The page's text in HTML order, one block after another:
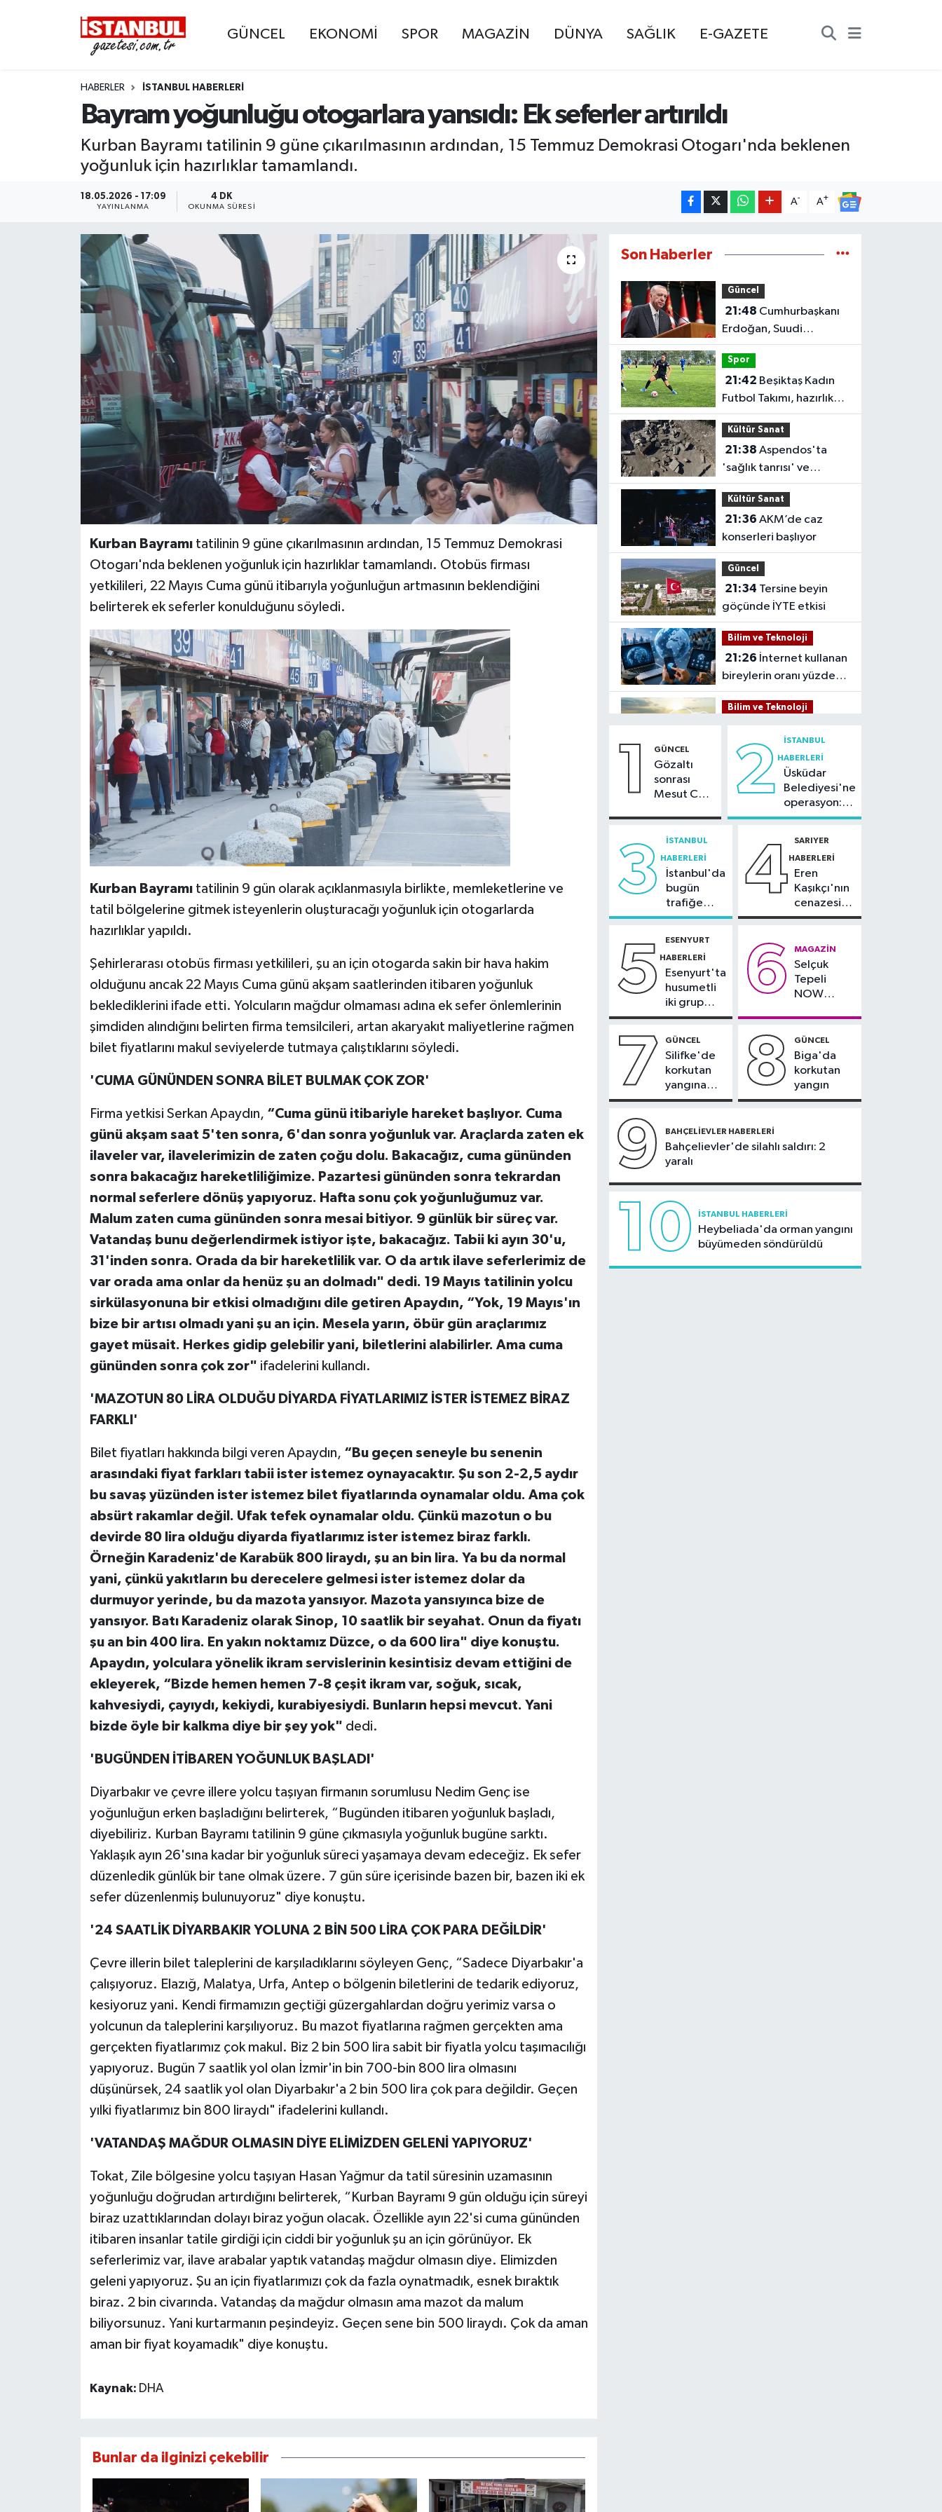
GÜNCEL EKONOMİ SPOR MAGAZİN DÜNYA SAĞLIK E-GAZETE
HABERLER İSTANBUL HABERLERI
Bayram yoğunluğu otogarlara yansıdı: Ek seferler artırıldı
Kurban Bayramı tatilinin 9 güne çıkarılmasının ardından, 15 Temmuz Demokrasi Otogarı'nda beklenen
yoğunluk için hazırlıklar tamamlandı.
18.05.2026 - 17:09
YAYINLANMA
4 DK
OKUNMA SÜRESI
A- A+
Kurban Bayramı tatilinin 9 güne çıkarılmasının ardından, 15 Temmuz Demokrasi
Otogarı'nda beklenen yoğunluk için hazırlıklar tamamlandı. Otobüs firması
yetkilileri, 22 Mayıs Cuma günü itibarıyla yoğunluğun artmasının beklendiğini
belirterek ek seferler konulduğunu söyledi.
Kurban Bayramıtatilinin 9 gün olarak açıklanmasıyla birlikte, memleketlerine ve
tatil bölgelerine gitmek isteyenlerin oluşturacağı yoğunluk için otogarlarda
hazırlıklar yapıldı.
Şehirlerarası otobüs firması yetkilileri, şu an için otogarda sakin bir hava hakim
olduğunu ancak 22 Mayıs Cuma günü akşam saatlerinden itibaren yoğunluk
beklediklerini ifade etti. Yolcuların mağdur olmaması adına ek sefer önlemlerinin
şimdiden alındığını belirten firma temsilcileri, artan akaryakıt maliyetlerine rağmen
bilet fiyatlarını makul seviyelerde tutmaya çalıştıklarını söyledi.
'CUMA GÜNÜNDEN SONRA BİLET BULMAK ÇOK ZOR'
Firma yetkisi Serkan Apaydın, “Cuma günü itibariyle hareket başlıyor. Cuma
günü akşam saat 5'ten sonra, 6'dan sonra yoğunluk var. Araçlarda zaten ek
ilaveler var, ilavelerimizin de zaten çoğu dolu. Bakacağız, cuma gününden
sonra bakacağız hareketliliğimize. Pazartesi gününden sonra tekrardan
normal seferlere dönüş yapıyoruz. Hafta sonu çok yoğunluğumuz var.
Malum zaten cuma gününden sonra mesai bitiyor. 9 günlük bir süreç var.
Vatandaş bunu değerlendirmek istiyor işte, bakacağız. Tabii ki ayın 30'u,
31'inden sonra. Orada da bir hareketlilik var. O da artık ilave seferlerimiz de
var orada ama onlar da henüz şu an dolmadı" dedi. 19 Mayıs tatilinin yolcu
sirkülasyonuna bir etkisi olmadığını dile getiren Apaydın, “Yok, 19 Mayıs'ın
bize bir artısı olmadı yani şu an için. Mesela yarın, öbür gün araçlarımız
gayet müsait. Herkes gidip gelebilir yani, biletlerini alabilirler. Ama cuma
gününden sonra çok zor" ifadelerini kullandı.
'MAZOTUN 80 LİRA OLDUĞU DİYARDA FİYATLARIMIZ İSTER İSTEMEZ BİRAZ
FARKLI'
Bilet fiyatları hakkında bilgi veren Apaydın, “Bu geçen seneyle bu senenin
arasındaki fiyat farkları tabii ister istemez oynayacaktır. Şu son 2-2,5 aydır
bu savaş yüzünden ister istemez bilet fiyatlarında oynamalar oldu. Ama çok
absürt rakamlar değil. Ufak tefek oynamalar oldu. Çünkü mazotun o bu
devirde 80 lira olduğu diyarda fiyatlarımız ister istemez biraz farklı.
Örneğin Karadeniz'de Karabük 800 liraydı, şu an bin lira. Ya bu da normal
yani, çünkü yakıtların bu derecelere gelmesi ister istemez dolar da
durmuyor yerinde, bu da mazota yansıyor. Mazota yansıyınca bize de
yansıyor. Batı Karadeniz olarak Sinop, 10 saatlik bir seyahat. Onun da fiyatı
şu an bin 400 lira. En yakın noktamız Düzce, o da 600 lira" diye konuştu.
Apaydın, yolculara yönelik ikram servislerinin kesintisiz devam ettiğini de
ekleyerek, “Bizde hemen hemen 7-8 çeşit ikram var, soğuk, sıcak,
kahvesiydi, çayıydı, kekiydi, kurabiyesiydi. Bunların hepsi mevcut. Yani
bizde öyle bir kalkma diye bir şey yok" dedi.
'BUGÜNDEN İTİBAREN YOĞUNLUK BAŞLADI'
Diyarbakır ve çevre illere yolcu taşıyan firmanın sorumlusu Nedim Genç ise
yoğunluğun erken başladığını belirterek, “Bugünden itibaren yoğunluk başladı,
diyebiliriz. Kurban Bayramı tatilinin 9 güne çıkmasıyla yoğunluk bugüne sarktı.
Yaklaşık ayın 26'sına kadar bir yoğunluk süreci yaşamaya devam edeceğiz. Ek sefer
düzenledik günlük bir tane olmak üzere. 7 gün süre içerisinde bazen bir, bazen iki ek
sefer düzenlenmiş bulunuyoruz" diye konuştu.
'24 SAATLİK DİYARBAKIR YOLUNA 2 BİN 500 LİRA ÇOK PARA DEĞİLDİR'
Çevre illerin bilet taleplerini de karşıladıklarını söyleyen Genç, “Sadece Diyarbakır'a
çalışıyoruz. Elazığ, Malatya, Urfa, Antep o bölgenin biletlerini de tedarik ediyoruz,
kesiyoruz yani. Kendi firmamızın geçtiği güzergahlardan doğru yerimiz varsa o
yolcunun da taleplerini karşılıyoruz. Bu mazot fiyatlarına rağmen gerçekten ama
gerçekten fiyatlarımız çok makul. Biz 2 bin 500 lira sabit bir fiyatla yolcu taşımacılığı
yapıyoruz. Bugün 7 saatlik yol olan İzmir'in bin 700-bin 800 lira olmasını
düşünürsek, 24 saatlik yol olan Diyarbakır'a 2 bin 500 lira çok para değildir. Geçen
yılki fiyatlarımız bin 800 liraydı" ifadelerini kullandı.
'VATANDAŞ MAĞDUR OLMASIN DİYE ELİMİZDEN GELENİ YAPIYORUZ'
Tokat, Zile bölgesine yolcu taşıyan Hasan Yağmur da tatil süresinin uzamasının
yoğunluğu doğrudan artırdığını belirterek, “Kurban Bayramı 9 gün olduğu için süreyi
biraz uzattıklarından dolayı biraz yoğun olacak. Özellikle ayın 22'si cuma gününden
itibaren insanlar tatile girdiği için ciddi bir yoğunluk şu an için görünüyor. Ek
seferlerimiz var, ilave arabalar yaptık vatandaş mağdur olmasın diye. Elimizden
geleni yapıyoruz. Şu an için fiyatlarımızı çok da fazla oynatmadık, esnek bıraktık
biraz. 2 bin civarında. Vatandaş da mağdur olmasın ama mazot da malum
biliyorsunuz. Yani kurtarmanın peşindeyiz. Geçen sene bin 500 liraydı. Çok da aman
aman bir fiyat koyamadık" diye konuştu.
Kaynak: DHA
Bunlar da ilginizi çekebilir
Son Haberler
Güncel
21:48
Erdoğan, Suudi
Arabistan'ı ziyaret
edecek
Spor
21:42
Futbol Takımı, hazırlık
maçında FOMGET'i 3-1
mağlup etti
Kültür Sanat
21:38
'sağlık tanrısı' ve
oğlunun heykeli bulundu
Kültür Sanat
21:36
konserleri başlıyor
Güncel
21:34
göçünde İYTE etkisi
Bilim ve Teknoloji
21:26
bireylerin oranı yüzde
92,3 oldu
Bilim ve Teknoloji
4 ayda 44,5 milyona
ulaştı
Kültür Sanat
21:21Esenler
Belediyesi vatandaşları
buluşturuyor
21:17"Karaciğerim
yağlı" demeyin,
Salah yaklaşık 30 bin
taraftar önünde imza
1 GÜNCEL
Gözaltı
sonrası
Mesut Can
2 İSTANBUL
HABERLERI
Üsküdar
Belediyesi'ne
operasyon:
Sinem
tutuklama
talebi
3 İSTANBUL
HABERLERI
İstanbul'da
bugün
trafiğe
dikkat:
bazı yollar
kapatılacak
4 SARIYER
HABERLERI
Eren
Kaşıkçı'nın
cenazesi
ailesi
teslim
alındı
5 ESENYURT
HABERLERI
Esenyurt'ta
husumetli
iki grup
arasında
kavga
6 MAGAZIN
Selçuk
Tepeli
NOW
duyurdu
7 GÜNCEL
Silifke'de
korkutan
yangına
havadan ve
müdahale
8 GÜNCEL
Biga'da
korkutan
yangın
9 BAHÇELIEVLER HABERLERI
Bahçelievler'de silahlı saldırı: 2
yaralı
10 İSTANBUL HABERLERI
Heybeliada'da orman yangını
büyümeden söndürüldü
EKONOMİ
İSTANBUL
MAGAZİN
KÜLTÜR SANAT
SAĞLIK
BİLİM VE TEKNOLOJİ
OTOMOBİL
KURUMSAL
Nöbetçi Eczaneler
Hava Durumu
Trafik Durumu
Süper Lig Puan Durumu ve Fikstür
Tüm Manşetler
Son Dakika Haberleri
Haber Arşivi